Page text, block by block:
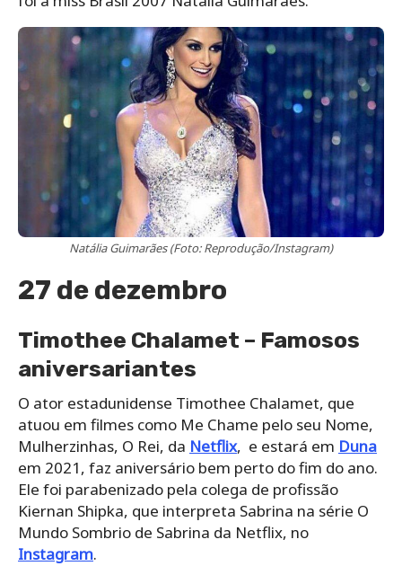
Natália Guimarães (Foto: Reprodução/Instagram)
27 de dezembro
Timothee Chalamet – Famosos
aniversariantes
O ator estadunidense Timothee Chalamet, que
atuou em filmes como Me Chame pelo seu Nome,
Mulherzinhas, O Rei, da Netflix, e estará em Duna
em 2021, faz aniversário bem perto do fim do ano.
Ele foi parabenizado pela colega de profissão
Kiernan Shipka, que interpreta Sabrina na série O
Mundo Sombrio de Sabrina da Netflix, no
Instagram.